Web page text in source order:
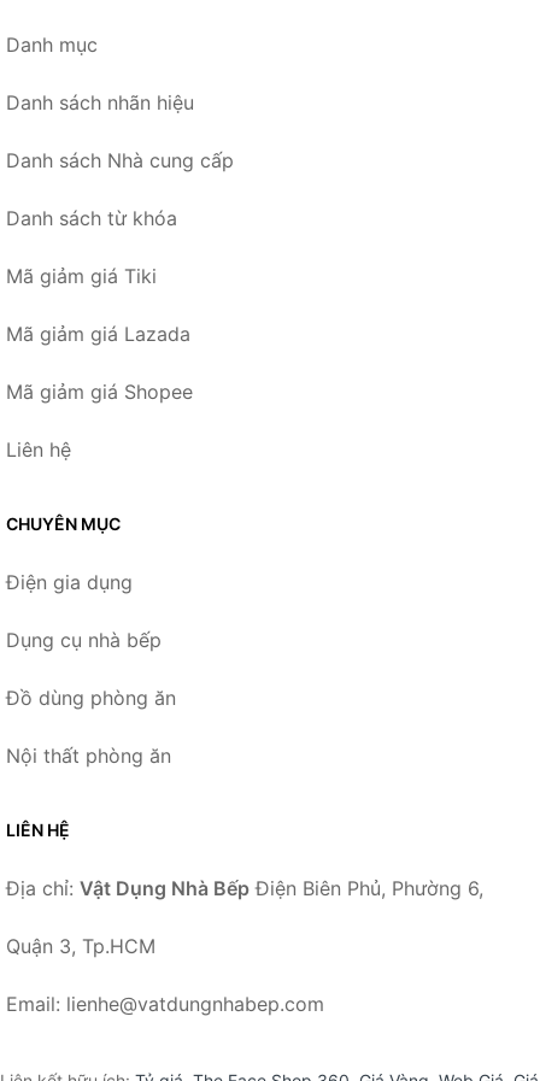
Danh mục
Danh sách nhãn hiệu
Danh sách Nhà cung cấp
Danh sách từ khóa
Mã giảm giá Tiki
Mã giảm giá Lazada
Mã giảm giá Shopee
Liên hệ
CHUYÊN MỤC
Điện gia dụng
Dụng cụ nhà bếp
Đồ dùng phòng ăn
Nội thất phòng ăn
LIÊN HỆ
Địa chỉ: Vật Dụng Nhà Bếp Điện Biên Phủ, Phường 6,
Quận 3, Tp.HCM
Email: lienhe@vatdungnhabep.com